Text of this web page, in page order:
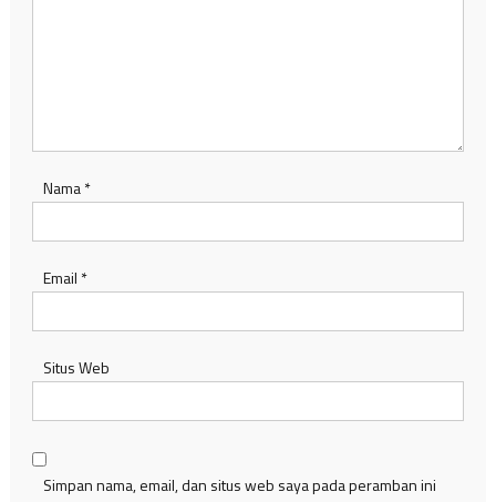
Nama*
Email *
Situs Web
Simpan nama, email, dan situs web saya pada peramban ini